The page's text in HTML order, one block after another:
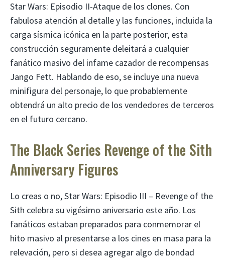
Star Wars: Episodio II-Ataque de los clones. Con
fabulosa atención al detalle y las funciones, incluida la
carga sísmica icónica en la parte posterior, esta
construcción seguramente deleitará a cualquier
fanático masivo del infame cazador de recompensas
Jango Fett. Hablando de eso, se incluye una nueva
minifigura del personaje, lo que probablemente
obtendrá un alto precio de los vendedores de terceros
en el futuro cercano.
The Black Series Revenge of the Sith
Anniversary Figures
Lo creas o no, Star Wars: Episodio III – Revenge of the
Sith celebra su vigésimo aniversario este año. Los
fanáticos estaban preparados para conmemorar el
hito masivo al presentarse a los cines en masa para la
relevación, pero si desea agregar algo de bondad